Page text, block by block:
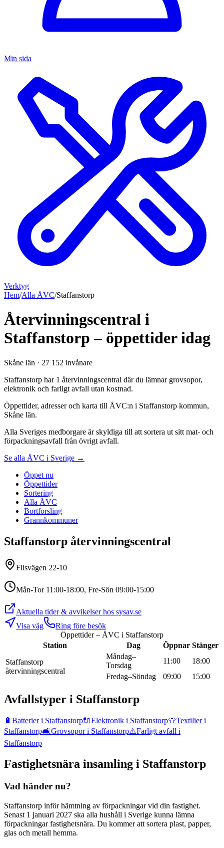
Min sida
Verktyg
Hem/Alla ÅVC/Staffanstorp
Återvinningscentral i
Staffanstorp – öppettider idag
Skåne län · 27 152 invånare
Staffanstorp har 1 återvinningscentral där du lämnar grovsopor,
elektronik och farligt avfall utan kostnad.
Öppettider, adresser och karta till ÅVC:n i Staffanstorp kommun,
Skåne län.
Alla Sveriges medborgare är skyldiga till att sortera ut sitt mat- och
förpackningsavfall från övrigt avfall.
Se alla ÅVC i Sverige →
Öppet nu
Öppettider
Sortering
Alla ÅVC
Bortforsling
Grannkommuner
Staffanstorp återvinningscentral
Flisvägen 22-10
Mån-Tor 11:00-18:00, Fre-Sön 09:00-15:00
Aktuella tider & avvikelser hos sysav.se
Visa väg
Ring före besök
Öppettider – ÅVC i Staffanstorp
Station
Dag Öppnar Stänger
Staffanstorp
återvinningscentral
Måndag–
Torsdag
11:00
18:00
Fredag–Söndag
09:00 15:00
Avfallstyper i Staffanstorp
🔋 Batterieri Staffanstorp🔌Elektronik i Staffanstorp👕Textilieri
Staffanstorp🛋️Grovsopori Staffanstorp⚠️Farligt avfall i
Staffanstorp
Fastighetsnära insamling i Staffanstorp
Vad händer nu?
Staffanstorp inför hämtning av förpackningar vid din fastighet.
Senast 1 januari 2027 ska alla hushåll i Sverige kunna lämna
förpackningar fastighetsnära. Du kommer att sortera plast, papper,
glas och metall hemma.